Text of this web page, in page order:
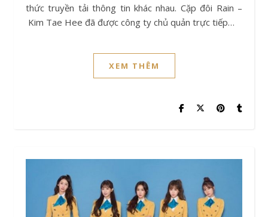
thức truyền tải thông tin khác nhau. Cặp đôi Rain –
Kim Tae Hee đã được công ty chủ quản trực tiếp…
XEM THÊM